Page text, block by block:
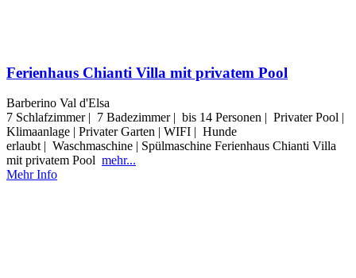
Ferienhaus Chianti Villa mit privatem Pool
Barberino Val d'Elsa
7 Schlafzimmer | 7 Badezimmer | bis 14 Personen | Privater Pool |
Klimaanlage | Privater Garten | WIFI | Hunde
erlaubt | Waschmaschine | Spülmaschine Ferienhaus Chianti Villa
mit privatem Pool mehr...
Mehr Info